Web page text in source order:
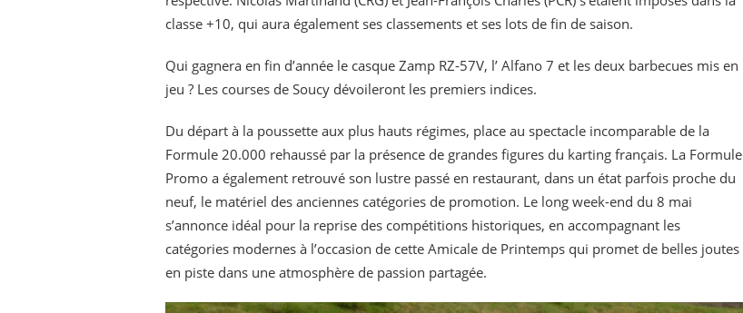
classe +10, qui aura également ses classements et ses lots de fin de saison.
Qui gagnera en fin d’année le casque Zamp RZ-57V, l’ Alfano 7 et les deux barbecues mis en
jeu ? Les courses de Soucy dévoileront les premiers indices.
Du départ à la poussette aux plus hauts régimes, place au spectacle incomparable de la
Formule 20.000 rehaussé par la présence de grandes figures du karting français. La Formule
Promo a également retrouvé son lustre passé en restaurant, dans un état parfois proche du
neuf, le matériel des anciennes catégories de promotion. Le long week-end du 8 mai
s’annonce idéal pour la reprise des compétitions historiques, en accompagnant les
catégories modernes à l’occasion de cette Amicale de Printemps qui promet de belles joutes
en piste dans une atmosphère de passion partagée.